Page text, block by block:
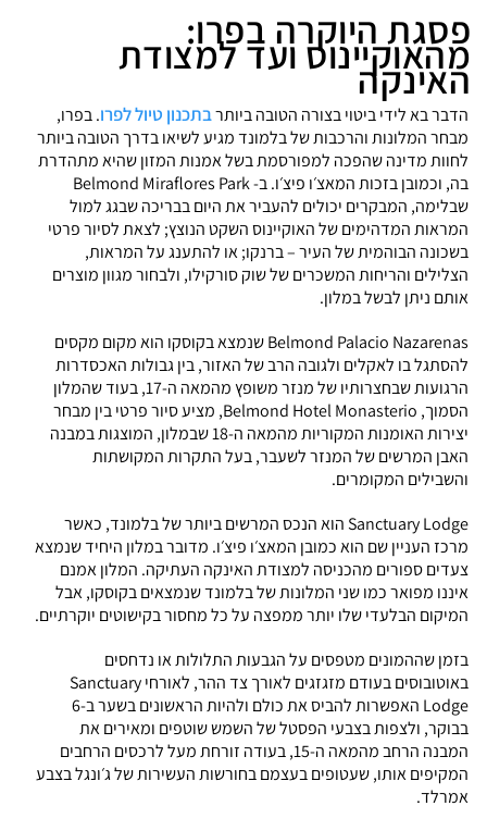
פסגת היוקרה בפרו:
מהאוקיינוס ועד למצודת
האינקה
הדבר בא לידי ביטוי בצורה הטובה ביותרבתכנון טיול לפרו. בפרו,
מבחר המלונות והרכבות של בלמונד מגיע לשיאו בדרך הטובה ביותר
לחוות מדינה שהפכה למפורסמת בשל אמנות המזון שהיא מתהדרת
בה, וכמובן בזכות המאצ׳ו פיצ׳ו. ב- Belmond Miraflores Park
שבלימה, המבקרים יכולים להעביר את היום בבריכה שבגג למול
המראות המדהימים של האוקיינוס השקט הנוצץ; לצאת לסיור פרטי
בשכונה הבוהמית של העיר – ברנקו; או להתענג על המראות,
הצלילים והריחות המשכרים של שוק סורקילו, ולבחור מגוון מוצרים
אותם ניתן לבשל במלון.
Belmond Palacio Nazarenas שנמצא בקוסקו הוא מקום מקסים
להסתגל בו לאקלים ולגובה הרב של האזור, בין גבולות האכסדרות
הרגועות שבחצרותיו של מנזר משופץ מהמאה ה-17, בעוד שהמלון
הסמוך, Belmond Hotel Monasterio, מציע סיור פרטי בין מבחר
יצירות האומנות המקוריות מהמאה ה-18 שבמלון, המוצגות במבנה
האבן המרשים של המנזר לשעבר, בעל התקרות המקושתות
והשבילים המקומרים.
Sanctuary Lodge הוא הנכס המרשים ביותר של בלמונד, כאשר
מרכז העניין שם הוא כמובן המאצ׳ו פיצ׳ו. מדובר במלון היחיד שנמצא
צעדים ספורים מהכניסה למצודת האינקה העתיקה. המלון אמנם
איננו מפואר כמו שני המלונות של בלמונד שנמצאים בקוסקו, אבל
המיקום הבלעדי שלו יותר ממפצה על כל מחסור בקישוטים יוקרתיים.
בזמן שההמונים מטפסים על הגבעות התלולות או נדחסים
באוטובוסים בעודם מזגזגים לאורך צד ההר, לאורחי Sanctuary
Lodge האפשרות להביס את כולם ולהיות הראשונים בשער ב-6
בבוקר, ולצפות בצבעי הפסטל של השמש שוטפים ומאירים את
המבנה הרחב מהמאה ה-15, בעודה זורחת מעל לרכסים הרחבים
המקיפים אותו, שעטופים בעצמם בחורשות העשירות של ג׳ונגל בצבע
אמרלד.